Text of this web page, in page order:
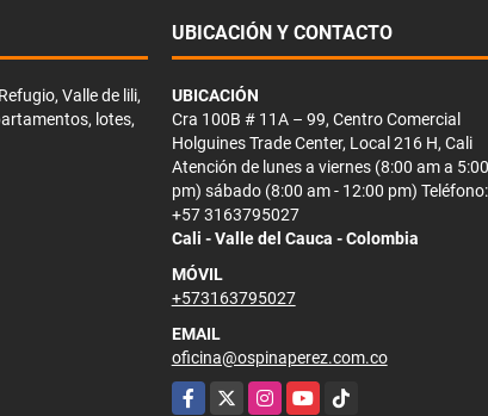
Valle de lili,
lotes,
UBICACIÓN Y CONTACTO
UBICACIÓN
Cra 100B # 11A – 99, Centro Comercial
Holguines Trade Center, Local 216 H, Cali
Atención de lunes a viernes (8:00 am a 5:00
pm) sábado (8:00 am - 12:00 pm) Teléfono:
+57 3163795027
Cali - Valle del Cauca - Colombia
MÓVIL
+573163795027
EMAIL
oficina@ospinaperez.com.co
Facebook
X InstagramYouTubeTikTok